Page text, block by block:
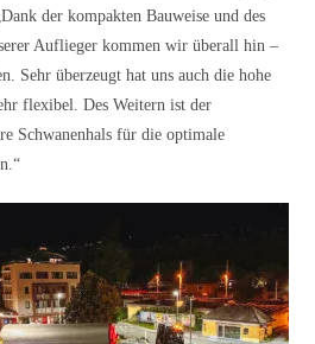
der kompakten Bauweise und des
Auflieger kommen wir überall hin –
Sehr überzeugt hat uns auch die hohe
flexibel. Des Weitern ist der
Schwanenhals für die optimale